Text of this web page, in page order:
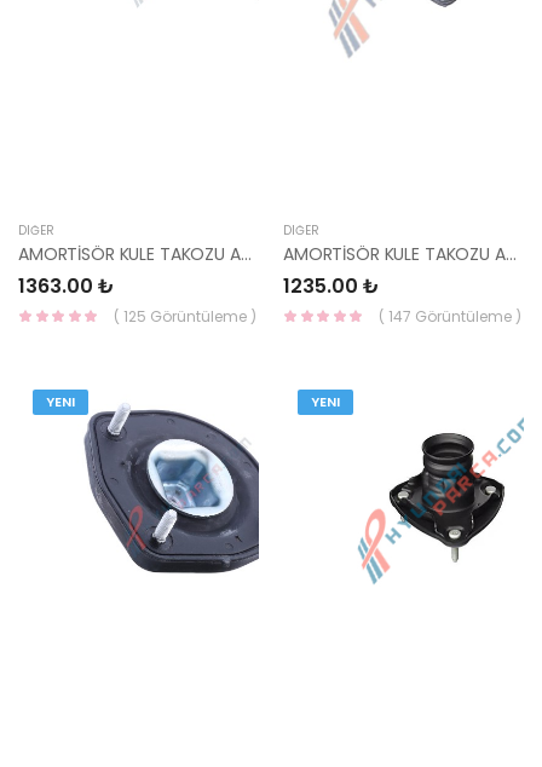
DIĞER
AMORTİSÖR KULE TAKOZU ARKA SOL ELANTRA 03-05 55310-2D000 HMC
1363.00 ₺
( 125 Görüntüleme )
DIĞER
AMORTİSÖR KULE TAKOZU ARKASAĞ ELNT 03-05 55320-2D000 55320-2F000 55320-29000 HMC
1235.00 ₺
( 147 Görüntüleme )
YENI YENI